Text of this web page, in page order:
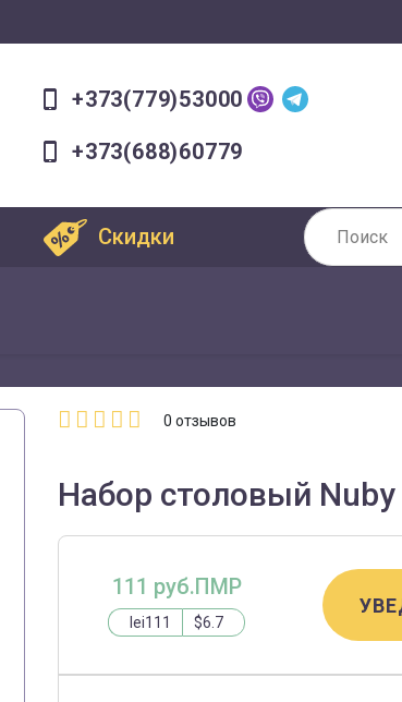
+373(779)53000
+373(688)60779
Скидки
0отзывов
Набор столовый
111 руб.ПМР
lei111 $6.7